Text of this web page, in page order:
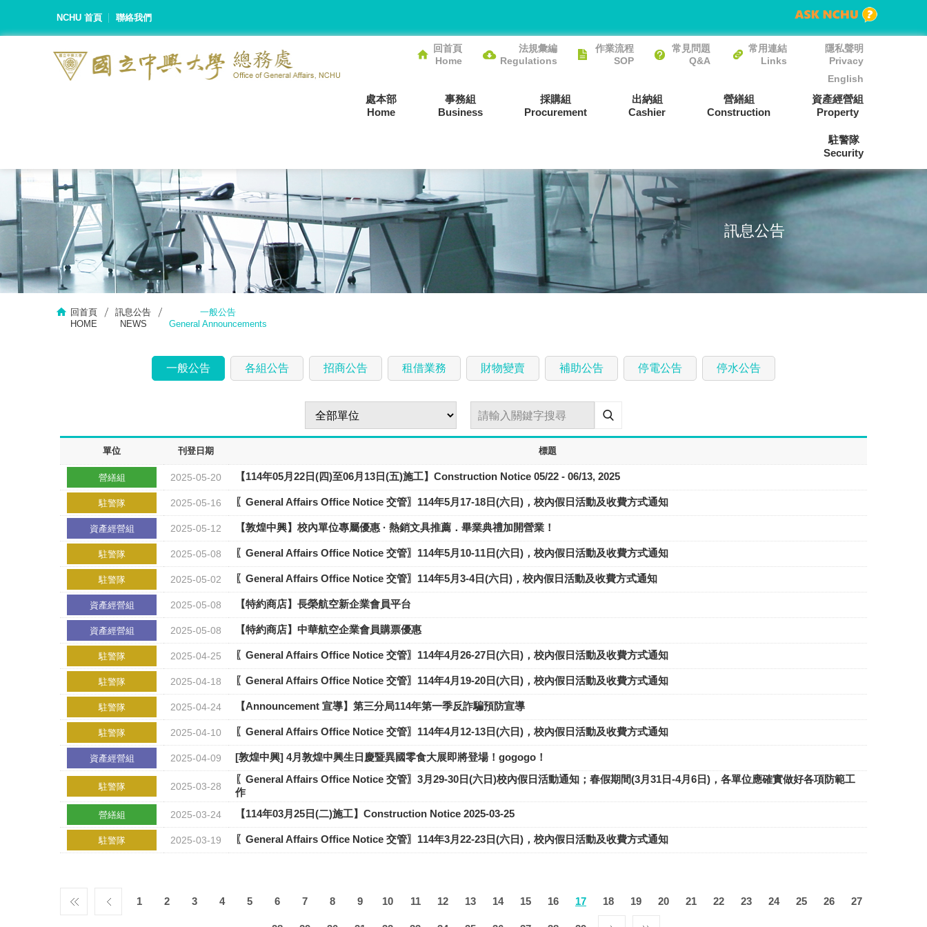
NCHU 首頁 聯絡我們
回首頁
Home
法規彙編
Regulations
作業流程
SOP
常見問題
Q&A
常用連結
Links
隱私聲明
Privacy
English
處本部
Home
事務組
Business
採購組
Procurement
出納組
Cashier
營繕組
Construction
資產經營組
Property
駐警隊
Security
訊息公告
回首頁
HOME
訊息公告
NEWS
一般公告
General Announcements
一般公告 各組公告 招商公告 租借業務 財物變賣 補助公告 停電公告 停水公告
單位 刊登日期 標題
營繕組 2025-05-20 【114年05月22日(四)至06月13日(五)施工】Construction Notice 05/22 - 06/13, 2025
駐警隊 2025-05-16 〖General Affairs Office Notice 交管〗114年5月17-18日(六日)，校內假日活動及收費方式通知
資產經營組 2025-05-12 【敦煌中興】校內單位專屬優惠 · 熱銷文具推薦．畢業典禮加開營業！
駐警隊 2025-05-08 〖General Affairs Office Notice 交管〗114年5月10-11日(六日)，校內假日活動及收費方式通知
駐警隊 2025-05-02 〖General Affairs Office Notice 交管〗114年5月3-4日(六日)，校內假日活動及收費方式通知
資產經營組 2025-05-08 【特約商店】長榮航空新企業會員平台
資產經營組 2025-05-08 【特約商店】中華航空企業會員購票優惠
駐警隊 2025-04-25 〖General Affairs Office Notice 交管〗114年4月26-27日(六日)，校內假日活動及收費方式通知
駐警隊 2025-04-18 〖General Affairs Office Notice 交管〗114年4月19-20日(六日)，校內假日活動及收費方式通知
駐警隊 2025-04-24 【Announcement 宣導】​第三分局114年第一季反詐騙預防宣導
駐警隊 2025-04-10 〖General Affairs Office Notice 交管〗114年4月12-13日(六日)，校內假日活動及收費方式通知
資產經營組 2025-04-09 [敦煌中興] 4月敦煌中興生日慶暨異國零食大展即將登場！gogogo！
駐警隊 2025-03-28
〖General Affairs Office Notice 交管〗3月29-30日(六日)校內假日活動通知；春假期間(3月31日-4月6日)，各單位應確實做好各項防範工
作
營繕組 2025-03-24 【114年03月25日(二)施工】Construction Notice 2025-03-25
駐警隊 2025-03-19 〖General Affairs Office Notice 交管〗114年3月22-23日(六日)，校內假日活動及收費方式通知
1 2 3 4 5 6 7 8 9 10 11 12 13 14 15 16 17 18 19 20 21 22 23 24 25 26 27